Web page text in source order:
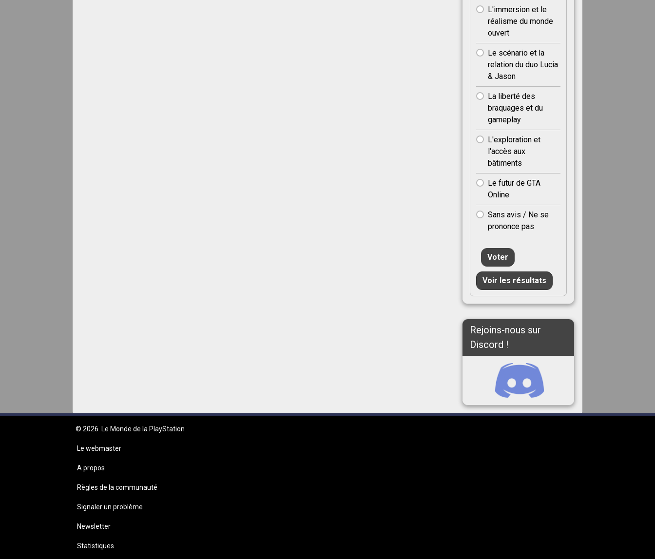
L'immersion et le
réalisme du monde
ouvert
Le scénario et la
relation du duo Lucia
& Jason
La liberté des
braquages et du
gameplay
L'exploration et
l'accès aux
bâtiments
Le futur de GTA
Online
Sans avis / Ne se
prononce pas
Voter
Voir les résultats
Rejoins-nous sur
Discord !
© 2026 Le Monde de la PlayStation
Le webmaster
A propos
Règles de la communauté
Signaler un problème
Newsletter
Statistiques